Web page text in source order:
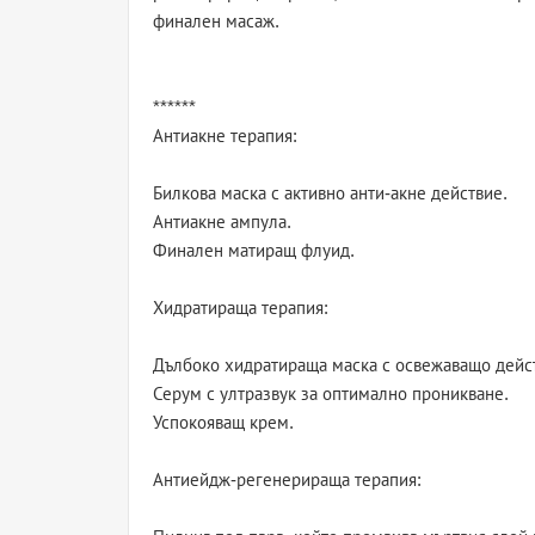
финален масаж.
******
Антиакне терапия:
Билкова маска с активно анти-акне действие.
Антиакне ампула.
Финален матиращ флуид.
Хидратираща терапия:
Дълбоко хидратираща маска с освежаващо
Серум с ултразвук за оптимално проникване.
Успокояващ крем.
Антиейдж-регенерираща терапия: